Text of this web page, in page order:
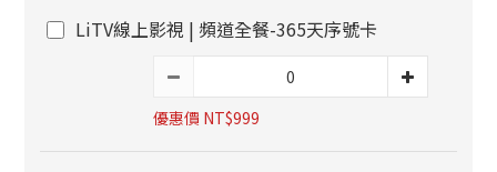
LiTV線上影視 | 頻道全餐-365天序號卡
優惠價 NT$999